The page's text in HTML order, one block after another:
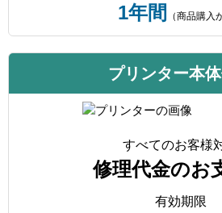
1年間 （商品購入
プリンター本
すべてのお客様
修理代金のお
有効期限